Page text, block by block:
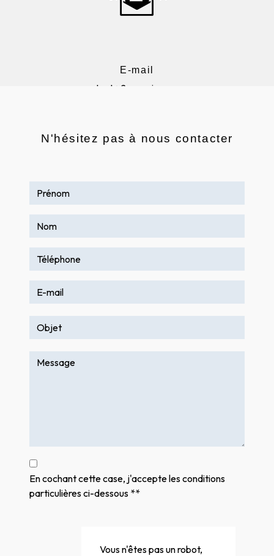
E-mail
contact@2aenseignes.com
N'hésitez pas à nous contacter
En cochant cette case, j'accepte les conditions
particulières ci-dessous **
Vous n'êtes pas un robot,